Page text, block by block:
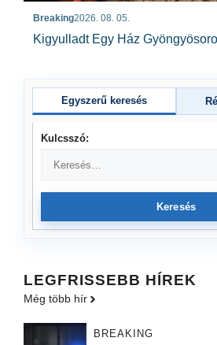
Breaking2026. 08. 05.
Kigyulladt Egy Ház
Egyszerű keresés
Kulcsszó:
Keresés
LEGFRISSEBB HÍREK
Még több hír
BREAKING